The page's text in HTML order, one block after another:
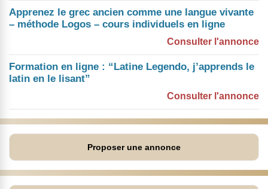
Apprenez le grec ancien comme une langue vivante
– méthode Logos – cours individuels en ligne
Consulter l'annonce
Formation en ligne : “Latine Legendo, j’apprends le
latin en le lisant”
Consulter l'annonce
Proposer une annonce